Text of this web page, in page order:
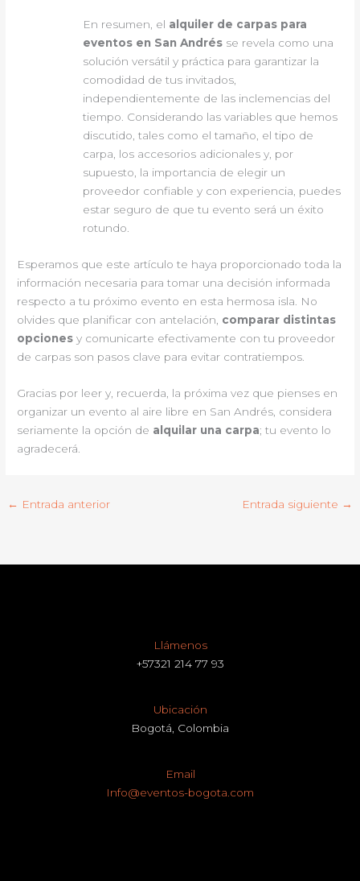
En resumen, el alquiler de carpas para
eventos en San Andrés se revela como una
solución versátil y práctica para garantizar la
comodidad de tus invitados,
independientemente de las inclemencias del
tiempo. Considerando las variables que hemos
discutido, tales como el tamaño, el tipo de
carpa, los accesorios adicionales y, por
supuesto, la importancia de elegir un
proveedor confiable y con experiencia, puedes
estar seguro de que tu evento será un éxito
rotundo.
Esperamos que este artículo te haya proporcionado toda la
información necesaria para tomar una decisión informada
respecto a tu próximo evento en esta hermosa isla. No
olvides que planificar con antelación, comparar distintas
opciones y comunicarte efectivamente con tu proveedor
de carpas son pasos clave para evitar contratiempos.
Gracias por leer y, recuerda, la próxima vez que pienses en
organizar un evento al aire libre en San Andrés, considera
seriamente la opción de alquilar una carpa; tu evento lo
agradecerá.
← Entrada anterior Entrada siguiente →
Llámenos
+57321 214 77 93
Ubicación
Bogotá, Colombia
Email
Info@eventos-bogota.com